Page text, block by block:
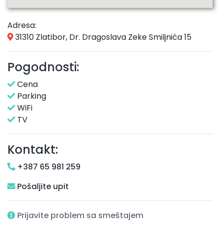
Adresa:
31310 Zlatibor, Dr. Dragoslava Zeke Smiljnića 15
Pogodnosti:
Cena
Parking
WiFi
TV
Kontakt:
+387 65 981 259
Pošaljite upit
Prijavite problem sa smeštajem